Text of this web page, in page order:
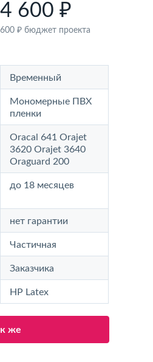
600 ₽
₽ бюджет проекта
Временный
Мономерные ПВХ
пленки
Oracal 641 Orajet
3620 Orajet 3640
Oraguard 200
до 18 месяцев
нет гарантии
Частичная
Заказчика
HP Latex
же